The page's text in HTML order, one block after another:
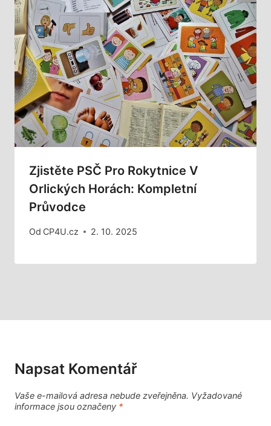
Zjistěte PSČ Pro Rokytnice V
Orlických Horách: Kompletní
Průvodce
Od CP4U.cz 2. 10. 2025
Napsat Komentář
Vaše e-mailová adresa nebude zveřejněna. Vyžadované
informace jsou označeny *